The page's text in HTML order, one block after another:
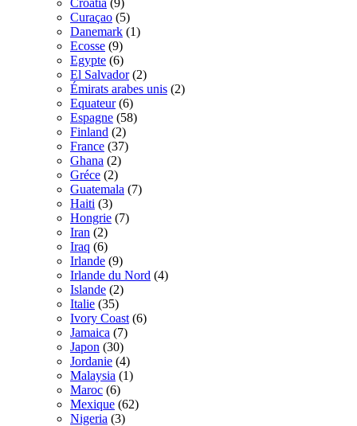
Croatia (9)
Curaçao (5)
Danemark (1)
Ecosse (9)
Egypte (6)
El Salvador (2)
Émirats arabes unis (2)
Equateur (6)
Espagne (58)
Finland (2)
France (37)
Ghana (2)
Gréce (2)
Guatemala (7)
Haiti (3)
Hongrie (7)
Iran (2)
Iraq (6)
Irlande (9)
Irlande du Nord (4)
Islande (2)
Italie (35)
Ivory Coast (6)
Jamaica (7)
Japon (30)
Jordanie (4)
Malaysia (1)
Maroc (6)
Mexique (62)
Nigeria (3)